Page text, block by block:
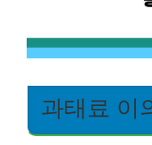
과태료 이